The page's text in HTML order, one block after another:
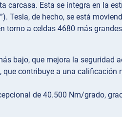
carcasa. Esta se integra en la
Tesla, de hecho, se está
torno a celdas 4680 más
bajo, que mejora la seguridad
que contribuye a una calificación
de 40.500 Nm/grado,